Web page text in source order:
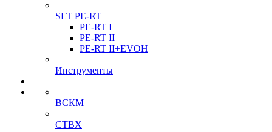
SLT PE-RT
PE-RT I
PE-RT II
PE-RT II+EVOH
Инструменты
ВСКМ
СТВХ